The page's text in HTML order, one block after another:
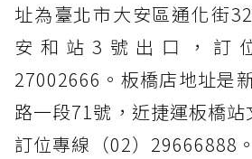
址為臺北市大安區通化街
安和站3號出口，訂
27002666。板橋店地址是
路一段71號，近捷運板橋站
訂位專線（02）29666888